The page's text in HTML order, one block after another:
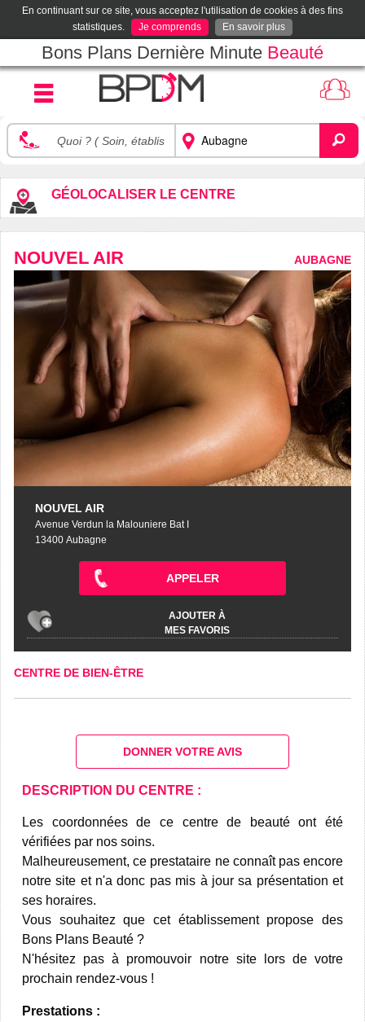
En continuant sur ce site, vous acceptez l'utilisation de cookies à des fins
statistiques.
Je comprends En savoir plus
Bons Plans Dernière Minute Beauté
GÉOLOCALISER LE CENTRE
NOUVEL AIR AUBAGNE
NOUVEL AIR
Avenue Verdun la Malouniere Bat I
13400 Aubagne
APPELER
AJOUTER À
MES FAVORIS
CENTRE DE BIEN-ÊTRE
DONNER VOTRE AVIS
DESCRIPTION DU CENTRE :
Les coordonnées de ce centre de beauté ont été
vérifiées par nos soins.
Malheureusement, ce prestataire ne connaît pas encore
notre site et n'a donc pas mis à jour sa présentation et
ses horaires.
Vous souhaitez que cet établissement propose des
Bons Plans Beauté ?
N'hésitez pas à promouvoir notre site lors de votre
prochain rendez-vous !
Prestations :